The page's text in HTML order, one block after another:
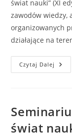
świat nauki” (XI
zawodów wiedzy,
organizowanych
działające na
Czytaj Dalej
„Z
świat